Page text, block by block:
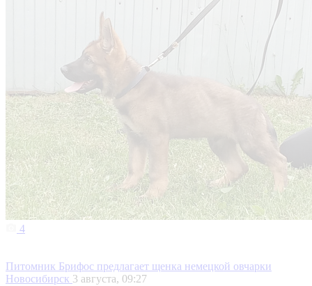
4
Питомник Брифос предлагает щенка немецкой овчарки
Новосибирск 3 августа, 09:27